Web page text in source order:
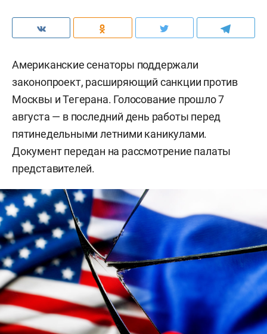
Американские сенаторы поддержали
законопроект, расширяющий санкции против
Москвы и Тегерана. Голосование прошло 7
августа — в последний день работы перед
пятинедельными летними каникулами.
Документ передан на рассмотрение палаты
представителей.